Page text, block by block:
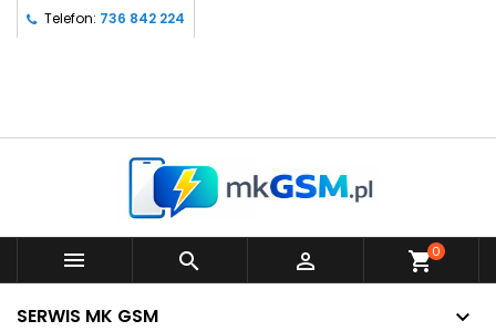
Telefon: 736 842 224
   shopping_cart0
SERWIS MK GSM